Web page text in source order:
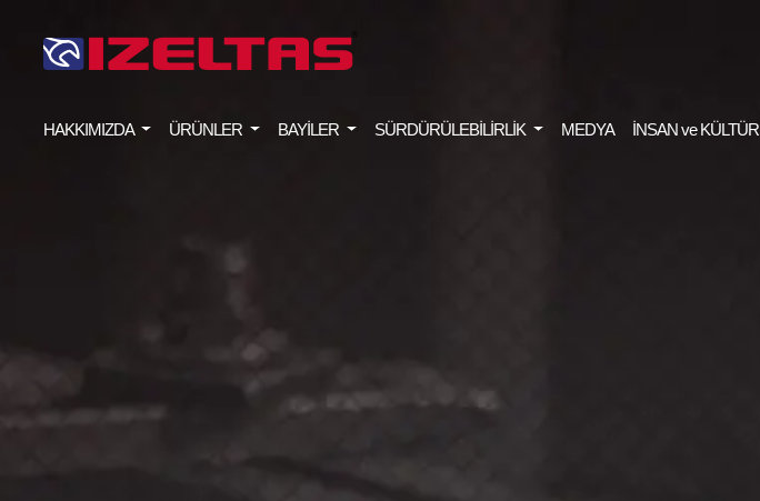
HAKKIMIZDA ÜRÜNLER BAYİLER SÜRDÜRÜLEBİLİRLİK MEDYA İNSAN ve KÜLTÜR